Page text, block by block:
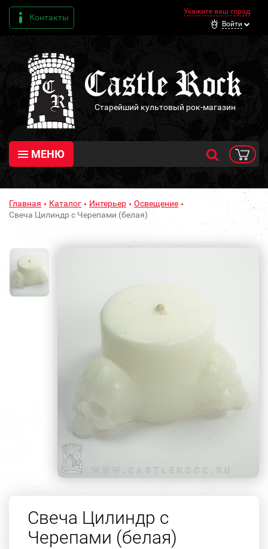
Контакты
Укажите ваш город
Войти
Старейший культовый рок-магазин
МЕНЮ
Главная Каталог Интерьер
Освещение
Свеча Цилиндр с Черепами (белая)
Свеча Цилиндр с
Черепами (белая)